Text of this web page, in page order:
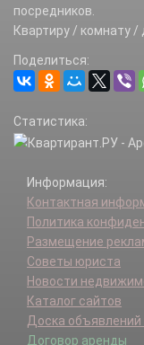
посредников.
Квартиру / комнату
Поделиться:
Статистика:
Информация:
Контактная
Политика
Размещение
Советы юриста
Новости
Каталог сайтов
Доска объявлений
Договор аренды